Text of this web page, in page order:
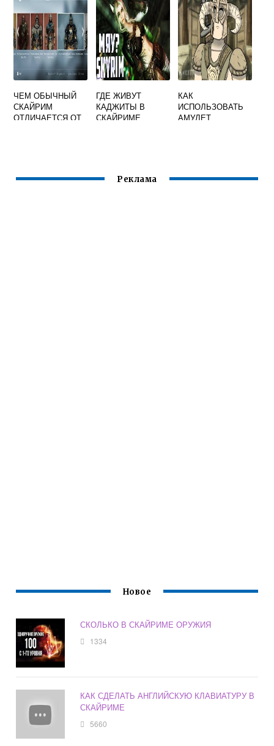
ЧЕМ ОБЫЧНЫЙ
СКАЙРИМ
ОТЛИЧАЕТСЯ ОТ
ГДЕ ЖИВУТ
КАДЖИТЫ В
СКАЙРИМЕ
КАК
ИСПОЛЬЗОВАТЬ
АМУЛЕТ
Реклама
Новое
СКОЛЬКО В СКАЙРИМЕ ОРУЖИЯ
1334
КАК СДЕЛАТЬ АНГЛИЙСКУЮ КЛАВИАТУРУ В
СКАЙРИМЕ
5660